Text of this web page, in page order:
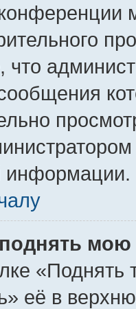
информации.
мою
«Поднять
её в